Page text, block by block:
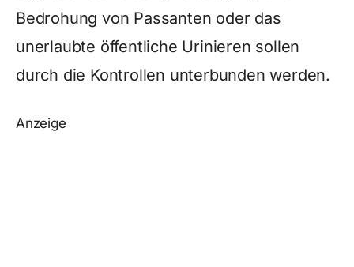
Bedrohung von Passanten oder das
unerlaubte öffentliche Urinieren sollen
durch die Kontrollen unterbunden werden.
Anzeige